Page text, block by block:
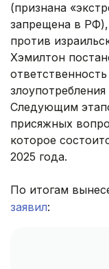
(признана
запрещена в
против
Хэмилтон
Следующим
присяжных
которое
2025 года.
По итогам
заявил: